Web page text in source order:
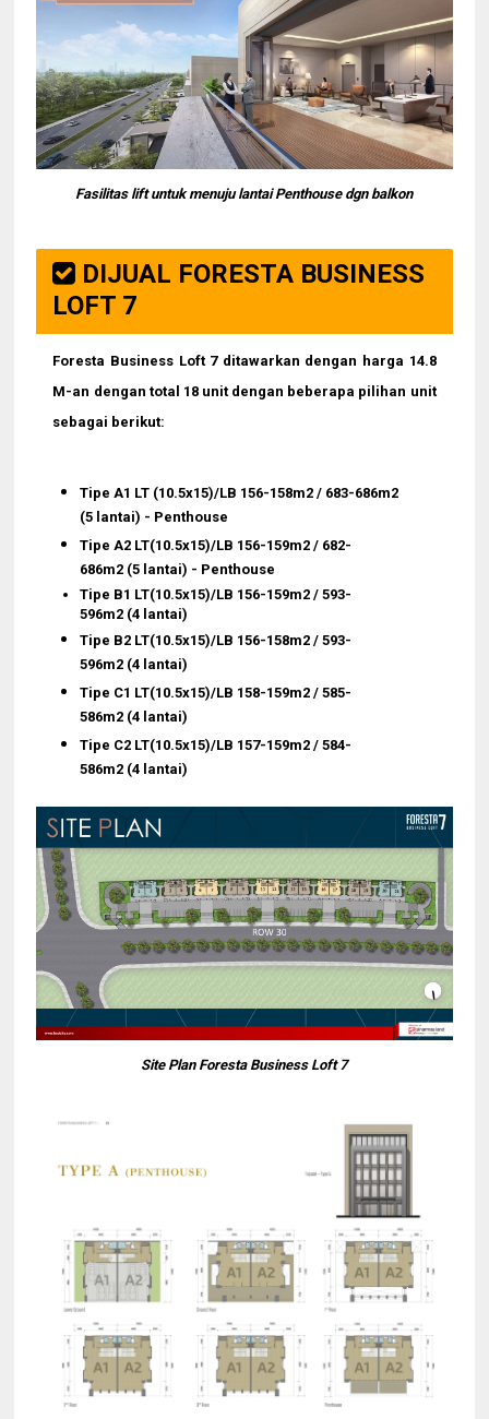
Fasilitas lift untuk menuju lantai Penthouse dgn balkon
DIJUAL FORESTA BUSINESS
LOFT 7
Foresta Business Loft 7 ditawarkan dengan harga 14.8
M-an dengan total 18 unit dengan beberapa pilihan unit
sebagai berikut:
Tipe A1 LT (10.5x15)/LB 156-158m2 / 683-686m2
(5 lantai) - Penthouse
Tipe A2 LT(10.5x15)/LB 156-159m2 / 682-
686m2 (5 lantai) - Penthouse
Tipe B1 LT(10.5x15)/LB 156-159m2 / 593-
596m2 (4 lantai)
Tipe B2 LT(10.5x15)/LB 156-158m2 / 593-
596m2 (4 lantai)
Tipe C1 LT(10.5x15)/LB 158-159m2 / 585-
586m2 (4 lantai)
Tipe C2 LT(10.5x15)/LB 157-159m2 / 584-
586m2 (4 lantai)
Site Plan Foresta Business Loft 7